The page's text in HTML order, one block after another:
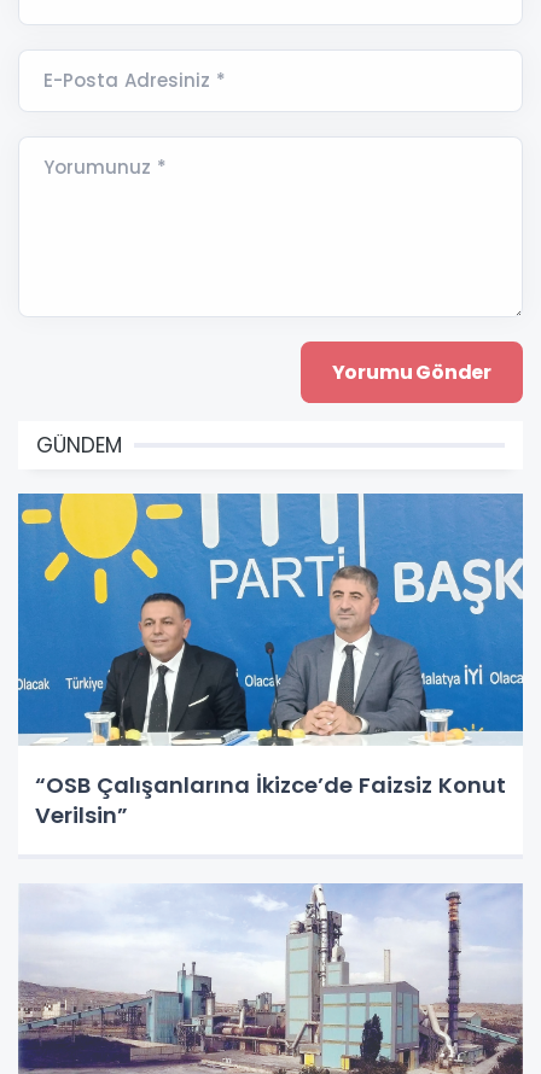
E-Posta Adresiniz *
Yorumunuz *
GÜNDEM
“OSB Çalışanlarına İkizce’de Faizsiz Konut
Verilsin”